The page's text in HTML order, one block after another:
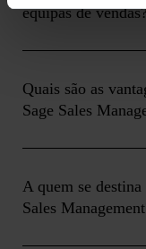
equipas de
Quais são as
Sage Sales
A quem se destina
Sales